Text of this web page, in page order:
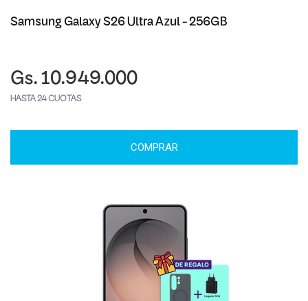
Samsung Galaxy S26 Ultra Azul - 256GB
Gs. 10.949.000
HASTA 24 CUOTAS
COMPRAR